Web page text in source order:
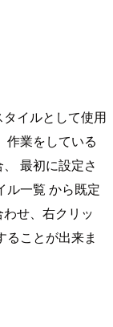
イルとして使用
作業をしている
最初に設定さ
ル一覧 から既定
せ、右クリッ
ることが出来ま